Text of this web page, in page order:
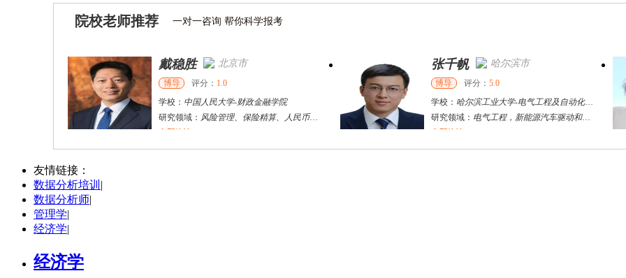
院校老师推荐 一对一咨询 帮你科学报考
戴稳胜 北京市
博导 评分： 1.0
学校： 中国人民大学-财政金融学院
研究领域： 风险管理、保险精算、人民币国际化
立即咨询
张千帆 哈尔滨市
博导 评分： 5.0
学校： 哈尔滨工业大学-电气工程及自动化学院
研究领域： 电气工程，新能源汽车驱动和充电
立即咨询
陈传红 武汉市 何斌锋 苏州市
友情链接：
数据分析培训 |
数据分析师|
管理学|
经济学|
经济学